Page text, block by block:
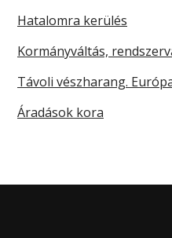
Hatalomra kerülés
Kormányváltás,
Távoli vészharang.
Áradások kora